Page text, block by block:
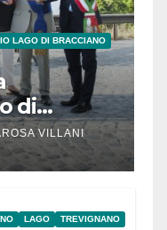
LAGO DI BRACCIANO
di
VILLANI
LAGO TREVIGNANO